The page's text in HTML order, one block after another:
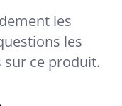
les
les
ce produit.